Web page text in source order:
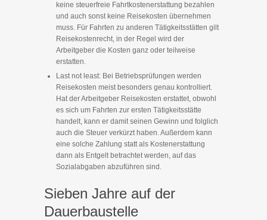
keine steuerfreie Fahrtkostenerstattung bezahlen
und auch sonst keine Reisekosten übernehmen
muss. Für Fahrten zu anderen Tätigkeitsstätten gilt
Reisekostenrecht, in der Regel wird der
Arbeitgeber die Kosten ganz oder teilweise
erstatten.
Last not least: Bei Betriebsprüfungen werden
Reisekosten meist besonders genau kontrolliert.
Hat der Arbeitgeber Reisekosten erstattet, obwohl
es sich um Fahrten zur ersten Tätigkeitsstätte
handelt, kann er damit seinen Gewinn und folglich
auch die Steuer verkürzt haben. Außerdem kann
eine solche Zahlung statt als Kostenerstattung
dann als Entgelt betrachtet werden, auf das
Sozialabgaben abzuführen sind.
Sieben Jahre auf der
Dauerbaustelle